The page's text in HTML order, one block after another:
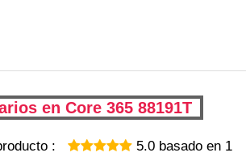
en Core 365 88191T
: 5.0basado en 1